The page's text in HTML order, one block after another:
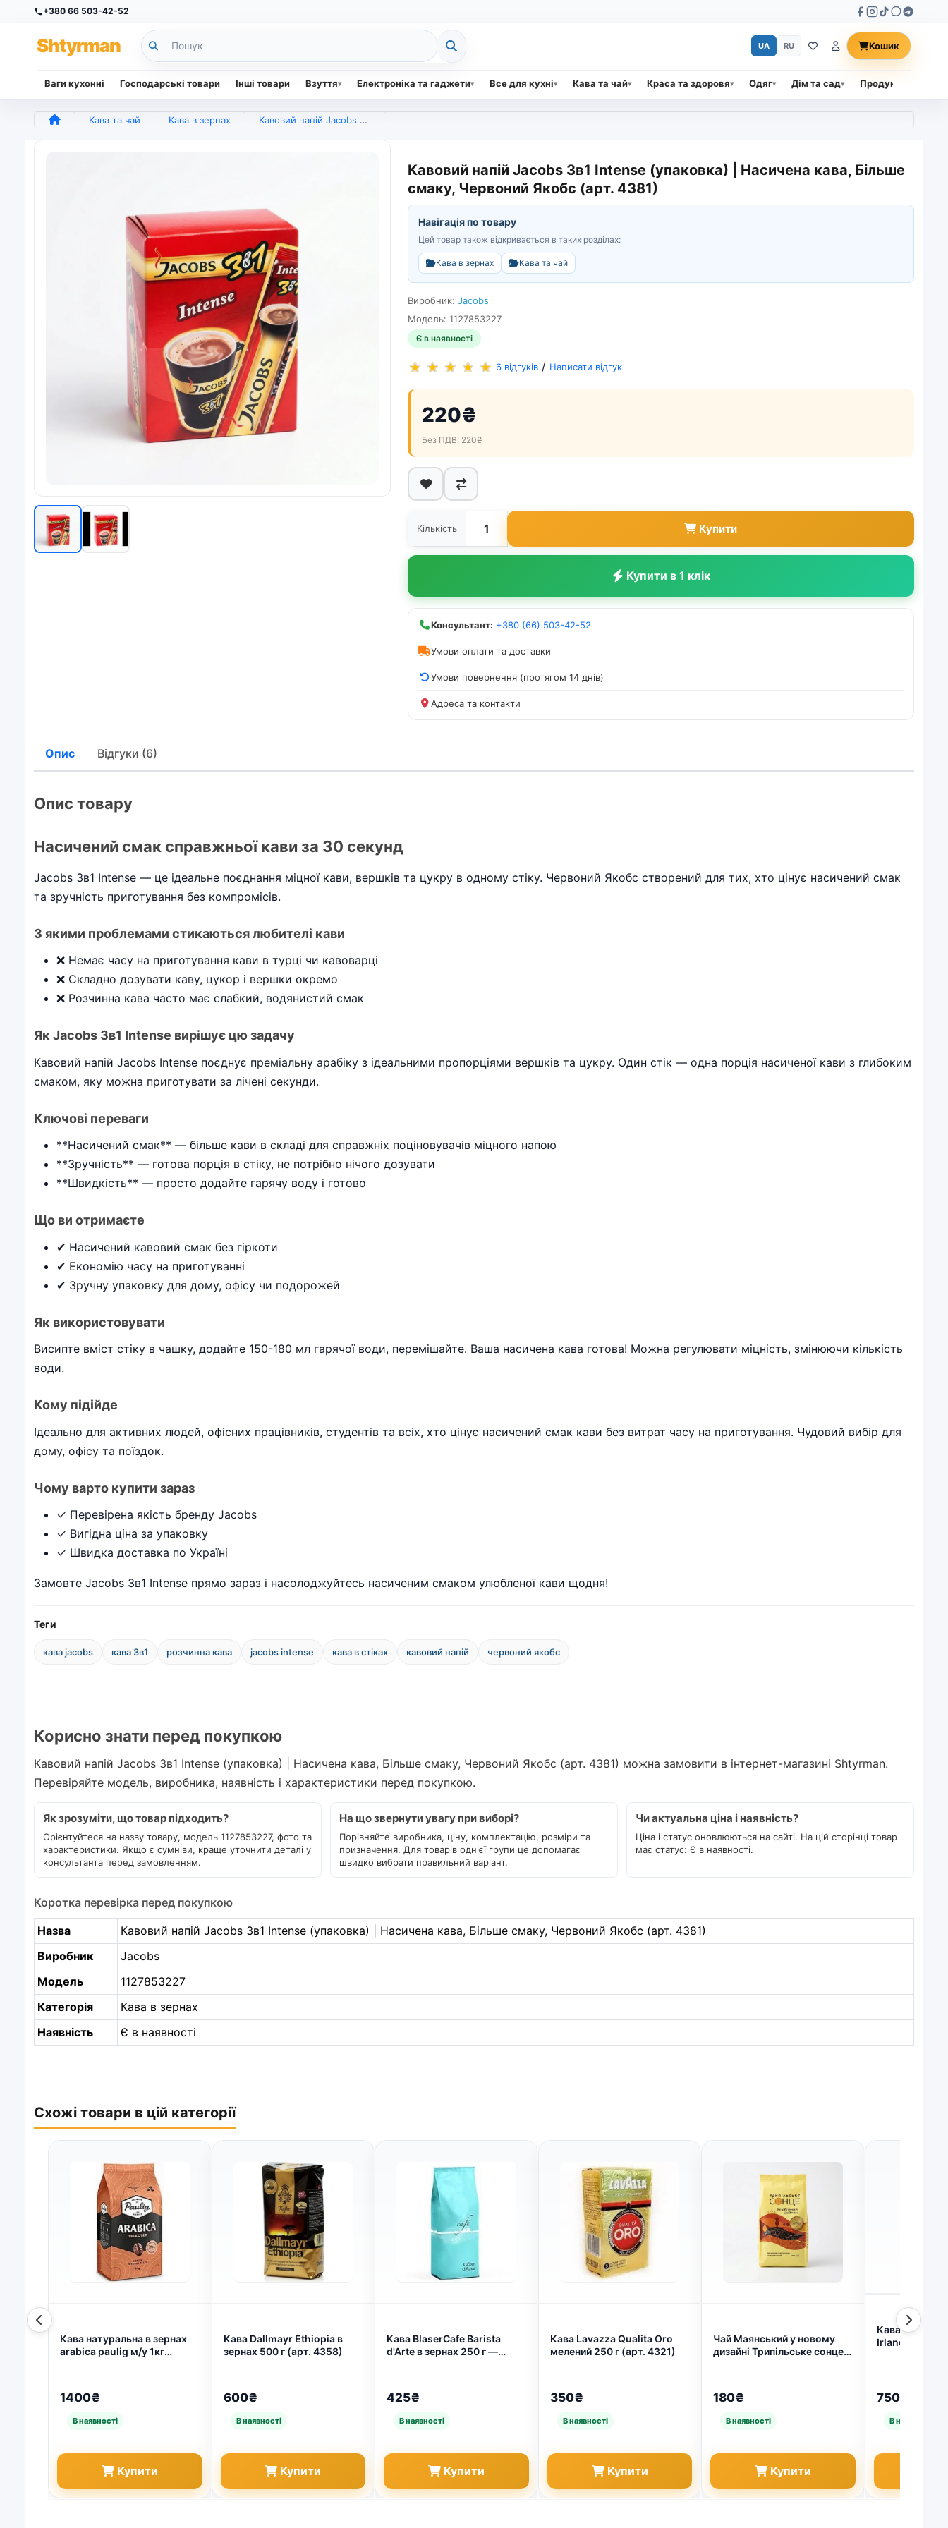
+380 66 503-42-52
Shtyrman
Ваги кухонні Господарські товари Інші товари Взуття Електроніка та гаджети Все для кухні Кава та чай Краса та здоровя Одяг Дім та сад Продукти
UA RU Кошик
Кава та чай Кава в зернах Кавовий напій Jacobs 3в1 Intense (упаковка) | Насичена кава, Більше смаку, Червоний Якобс (арт. 4381)
Кавовий напій Jacobs 3в1 Intense (упаковка) | Насичена кава, Більше
смаку, Червоний Якобс (арт. 4381)
Навігація по товару
Цей товар також відкривається в таких розділах:
Кава в зернах Кава та чай
Виробник: Jacobs
Модель: 1127853227
Є в наявності
6 відгуків / Написати відгук
220₴
Без ПДВ: 220₴
Кількість Купити
Купити в 1 клік
Консультант: +380 (66) 503-42-52
Умови оплати та доставки
Умови повернення (протягом 14 днів)
Адреса та контакти
Опис Відгуки (6)
Опис товару
Насичений смак справжньої кави за 30 секунд
Jacobs 3в1 Intense — це ідеальне поєднання міцної кави, вершків та цукру в одному стіку. Червоний Якобс створений для тих, хто цінує насичений смак
та зручність приготування без компромісів.
З якими проблемами стикаються любителі кави
❌ Немає часу на приготування кави в турці чи кавоварці
❌ Складно дозувати каву, цукор і вершки окремо
❌ Розчинна кава часто має слабкий, водянистий смак
Як Jacobs 3в1 Intense вирішує цю задачу
Кавовий напій Jacobs Intense поєднує преміальну арабіку з ідеальними пропорціями вершків та цукру. Один стік — одна порція насиченої кави з глибоким
смаком, яку можна приготувати за лічені секунди.
Ключові переваги
**Насичений смак** — більше кави в складі для справжніх поціновувачів міцного напою
**Зручність** — готова порція в стіку, не потрібно нічого дозувати
**Швидкість** — просто додайте гарячу воду і готово
Що ви отримаєте
✔ Насичений кавовий смак без гіркоти
✔ Економію часу на приготуванні
✔ Зручну упаковку для дому, офісу чи подорожей
Як використовувати
Висипте вміст стіку в чашку, додайте 150-180 мл гарячої води, перемішайте. Ваша насичена кава готова! Можна регулювати міцність, змінюючи кількість
води.
Кому підійде
Ідеально для активних людей, офісних працівників, студентів та всіх, хто цінує насичений смак кави без витрат часу на приготування. Чудовий вибір для
дому, офісу та поїздок.
Чому варто купити зараз
✓ Перевірена якість бренду Jacobs
✓ Вигідна ціна за упаковку
✓ Швидка доставка по Україні
Замовте Jacobs 3в1 Intense прямо зараз і насолоджуйтесь насиченим смаком улюбленої кави щодня!
Теги
кава jacobs кава 3в1 розчинна кава jacobs intense кава в стіках кавовий напій червоний якобс
Корисно знати перед покупкою
Кавовий напій Jacobs 3в1 Intense (упаковка) | Насичена кава, Більше смаку, Червоний Якобс (арт. 4381) можна замовити в інтернет-магазині Shtyrman.
Перевіряйте модель, виробника, наявність і характеристики перед покупкою.
Як зрозуміти, що товар підходить?
Орієнтуйтеся на назву товару, модель 1127853227, фото та
характеристики. Якщо є сумніви, краще уточнити деталі у
консультанта перед замовленням.
На що звернути увагу при виборі?
Порівняйте виробника, ціну, комплектацію, розміри та
призначення. Для товарів однієї групи це допомагає
швидко вибрати правильний варіант.
Чи актуальна ціна і наявність?
Ціна і статус оновлюються на сайті. На цій сторінці товар
має статус: Є в наявності.
Коротка перевірка перед покупкою
Назва
Кавовий напій Jacobs 3в1 Intense (упаковка) | Насичена кава, Більше смаку, Червоний Якобс (арт. 4381)
Виробник
Jacobs
Модель
1127853227
Категорія
Кава в зернах
Наявність
Є в наявності
Схожі товари в цій категорії
Кава натуральна в зернах
arabica paulig м/у 1кг
1400₴
Купити
Кава Dallmayr Ethiopia в
зернах 500 г (арт. 4358)
600₴
Купити
Кава BlaserCafe Barista
d'Arte в зернах 250 г —
425₴
Купити
Кава Lavazza Qualita Oro
мелений 250 г (арт. 4321)
350₴
Купити
Чай Маянський у новому
дизайні Трипільське сонце
180₴
Купити
Кава в
Irlandese з
750₴